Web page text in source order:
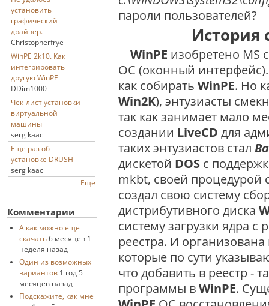
установить
графический
драйвер.
Christopherfrye
WinPE 2k10. Как
интегрировать
другую WinPE
DDim1000
Чек-лист установки
виртуальной
машины
serg kaac
Еще раз об
установке DRUSH
serg kaac
Ещё
Комментарии
А как можно ещё
скачать 6 месяцев 1
неделя назад
Один из возможных
вариантов 1 год 5
месяцев назад
Подскажите, как мне
пароли пользователей?
История
WinPE изобретено MS
ОС (оконный интерфейс).
как собиратьWinPE. Но
Win2K), энтузиасты
так как занимает мало
создании LiveCDдля
таких энтузиастов стал
дискетой DOS с
mkbt, своей процедурой
создал свою систему
дистрибутивного диска
систему загрузки ядра
реестра. И
которые по сути
что добавить в реестр -
программы вWinPE.